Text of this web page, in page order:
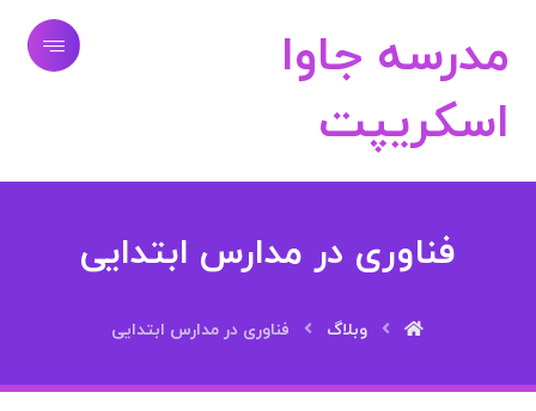
مدرسه جاوا
اسکریپت
فناوری در مدارس ابتدایی
وبلاگ فناوری در مدارس ابتدایی